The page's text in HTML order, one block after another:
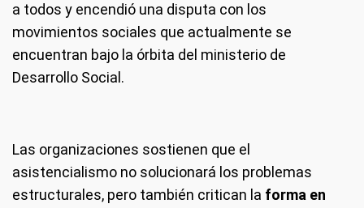
a todos y encendió una disputa con los
movimientos sociales que actualmente se
encuentran bajo la órbita del ministerio de
Desarrollo Social.
Las organizaciones sostienen que el
asistencialismo no solucionará los problemas
estructurales, pero también critican la forma en